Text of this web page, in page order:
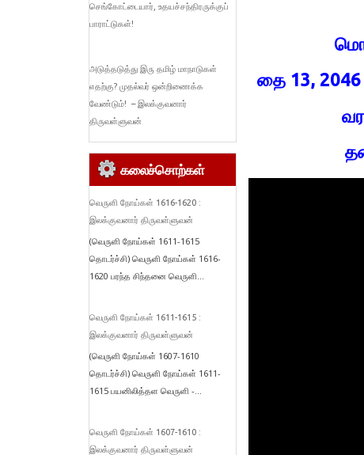
தை 13,
செங்கோட்டையார், உதயச்சந்திரருக்குப்
பாராட்டுகள்!
அடுத்தடுத்து இரு தமிழ் மாநாடுகள்
எதற்கு? முதல்வர் ஒன்றிணைக்க
வேண்டும்! – இலக்குவனார்
திருவள்ளுவன்
கலைச்சொற்கள்
வெருளி நோய்கள் 1616-1620 :
இலக்குவனார் திருவள்ளுவன்
(வெருளி நோய்கள் 1611-1615
தொடர்ச்சி) வெருளி நோய்கள் 1616-
1620 பரந்த சிந்தனை வெருளி...
வெருளி நோய்கள் 1611-1615 :
இலக்குவனார் திருவள்ளுவன்
(வெருளி நோய்கள் 1607-1610
தொடர்ச்சி) வெருளி நோய்கள் 1611-
1615 பயனிலித்தள வெருளி -...
வெருளி நோய்கள் 1607-1610 :
இலக்குவனார் திருவள்ளுவன்